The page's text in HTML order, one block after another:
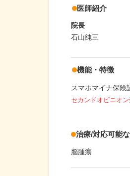
医師紹介
院長
石山純三
機能・特徴
スマホマイナ保険
セカンドオピニオ
治療/対応可能
脳腫瘍